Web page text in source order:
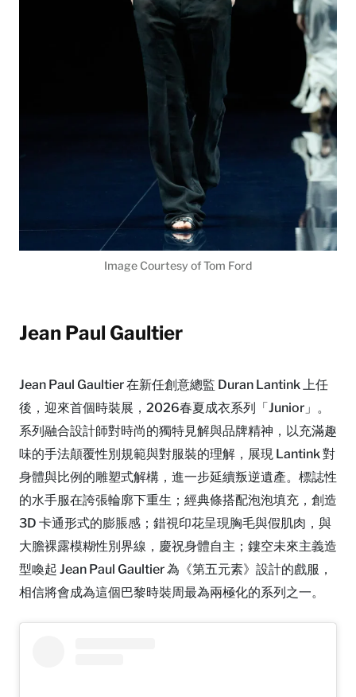
Image Courtesy of Tom Ford
Jean Paul Gaultier
Jean Paul Gaultier 在新任創意總監 Duran Lantink 上任
後，迎來首個時裝展，2026春夏成衣系列「Junior」。
系列融合設計師對時尚的獨特見解與品牌精神，以充滿趣
味的手法顛覆性別規範與對服裝的理解，展現 Lantink 對
身體與比例的雕塑式解構，進一步延續叛逆遺產。標誌性
的水手服在誇張輪廓下重生；經典條搭配泡泡填充，創造
3D 卡通形式的膨脹感；錯視印花呈現胸毛與假肌肉，與
大膽裸露模糊性別界線，慶祝身體自主；鏤空未來主義造
型喚起 Jean Paul Gaultier 為《第五元素》設計的戲服，
相信將會成為這個巴黎時裝周最為兩極化的系列之一。